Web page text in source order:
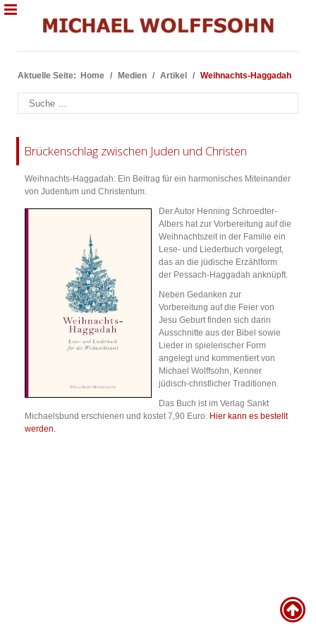
Aktuelle Seite: Home Medien Artikel Weihnachts-Haggadah
Suchen
Brückenschlag zwischen Juden und Christen
Weihnachts-Haggadah: Ein Beitrag für ein harmonisches Miteinander
von Judentum und Christentum.
Der Autor Henning Schroedter-
Albers hat zur Vorbereitung auf die
Weihnachtszeit in der Familie ein
Lese- und Liederbuch vorgelegt,
das an die jüdische Erzählform
der Pessach-Haggadah anknüpft.
Neben Gedanken zur
Vorbereitung auf die Feier von
Jesu Geburt finden sich darin
Ausschnitte aus der Bibel sowie
Lieder in spielerischer Form
angelegt und kommentiert von
Michael Wolffsohn, Kenner
jüdisch-christlicher Traditionen.
Das Buch ist im Verlag Sankt
Michaelsbund erschienen und kostet 7,90 Euro. Hier kann es bestellt
werden.